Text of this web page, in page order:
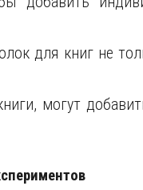
для книг не
могут